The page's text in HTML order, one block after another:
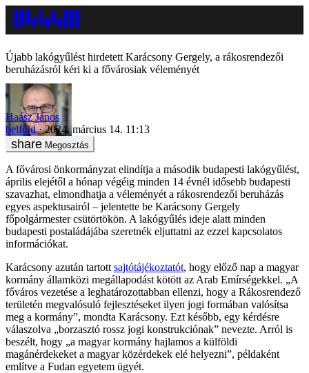
Újabb lakógyűlést hirdetett Karácsony Gergely, a rákosrendezői
beruházásról kéri ki a fővárosiak véleményét
Haász János
belföld
2024. március 14. 11:13
Megosztás
A fővárosi önkormányzat elindítja a második budapesti lakógyűlést,
április elejétől a hónap végéig minden 14 évnél idősebb budapesti
szavazhat, elmondhatja a véleményét a rákosrendezői beruházás
egyes aspektusairól – jelentette be Karácsony Gergely
főpolgármester csütörtökön. A lakógyűlés ideje alatt minden
budapesti postaládájába szeretnék eljuttatni az ezzel kapcsolatos
információkat.
Karácsony azután tartott sajtótájékoztatót, hogy előző nap a magyar
kormány államközi megállapodást kötött az Arab Emírségekkel. „A
főváros vezetése a leghatározottabban ellenzi, hogy a Rákosrendező
területén megvalósuló fejlesztéseket ilyen jogi formában valósítsa
meg a kormány”, mondta Karácsony. Ezt később, egy kérdésre
válaszolva „borzasztó rossz jogi konstrukciónak” nevezte. Arról is
beszélt, hogy „a magyar kormány hajlamos a külföldi
magánérdekeket a magyar közérdekek elé helyezni”, példaként
említve a Fudan egyetem ügyét.